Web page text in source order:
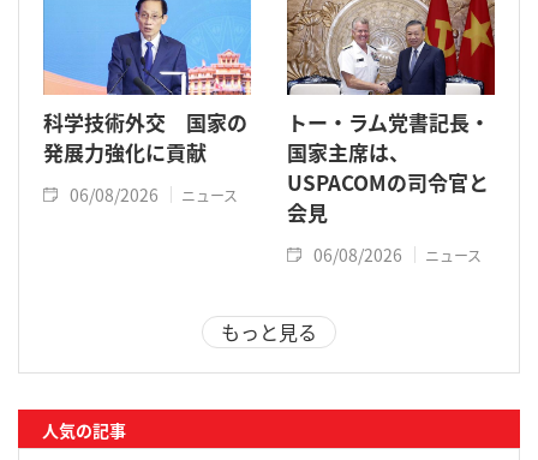
科学技術外交 国家の
発展力強化に貢献
06/08/2026 ニュース
トー・ラム党書記長・
国家主席は、
USPACOMの司令官と
会見
06/08/2026 ニュース
もっと見る
人気の記事